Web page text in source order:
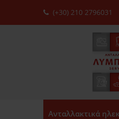
(+30) 210 2796031
Ανταλλακτικά